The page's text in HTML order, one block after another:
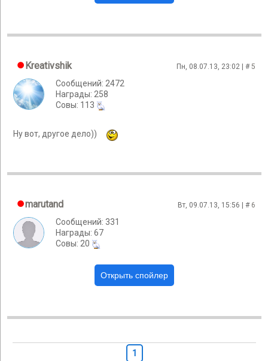
Kreativshik Пн, 08.07.13, 23:02 | #5
Сообщений: 2472
Награды: 258
Cовы: 113
Ну вот, другое дело))
marutand Вт, 09.07.13, 15:56 | # 6
Сообщений: 331
Награды: 67
Cовы: 20
1